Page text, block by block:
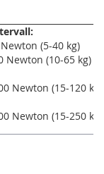
(5-40 kg)
Newton (10-65 kg)
Newton (15-120 kg)
Newton (15-250 kg)